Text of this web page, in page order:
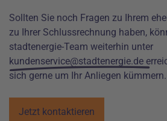
Sollten Sie noch Fragen zu Ihrem
zu Ihrer Schlussrechnung haben,
stadtenergie-Team weiterhin unter
kundenservice@stadtenergie.de
sich gerne um Ihr Anliegen kümmern.
Jetzt kontaktieren